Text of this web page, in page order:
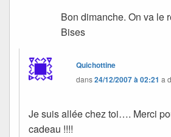
Bon dimanche. On va le
Bises
Quichottine
dans24/12/2007 à 02:21 a
Je suis allée chez toi…. Merci
cadeau !!!!